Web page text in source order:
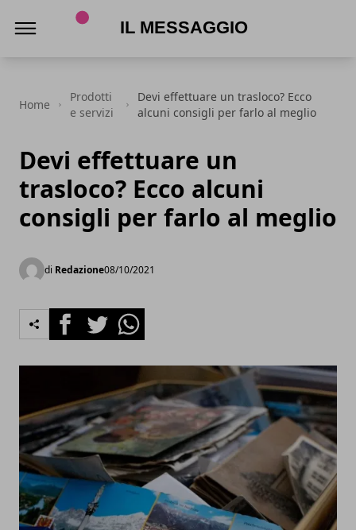
Home
Prodotti
e servizi
Devi effettuare un trasloco? Ecco
alcuni consigli per farlo al meglio
Devi effettuare un
trasloco? Ecco alcuni
consigli per farlo al meglio
di Redazione08/10/2021
FacebookTwitterWhatsapp